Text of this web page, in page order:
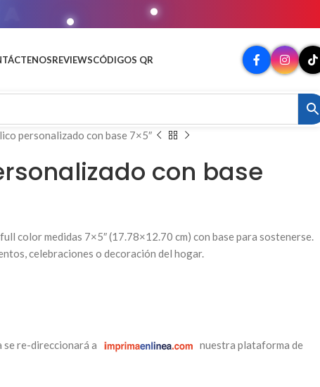
REVIEWSCÓDIGOS QR
personalizado con base 7×5″
con base
color medidas 7×5″ (17.78×12.70 cm) con base para sostenerse.
celebraciones o decoración del hogar.
se re-direccionará a
nuestra plataforma de